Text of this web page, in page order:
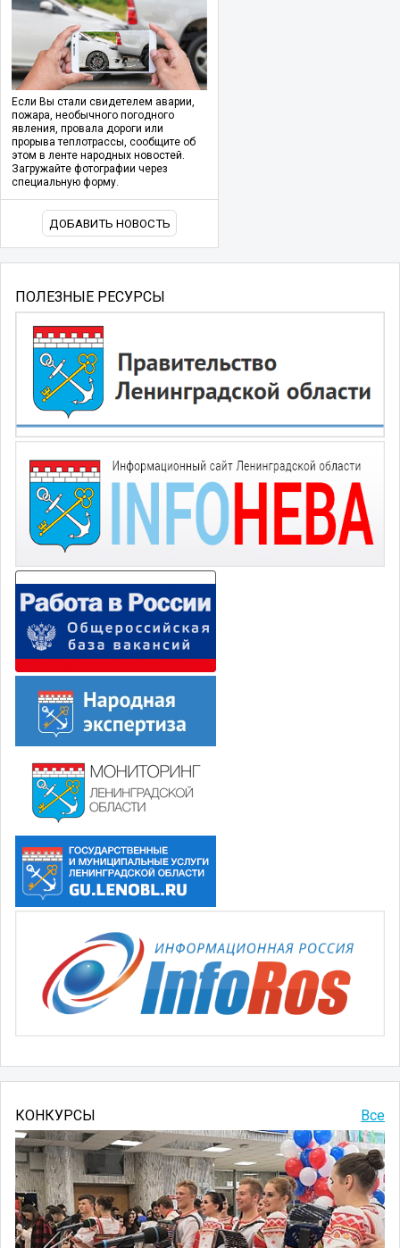
Если Вы стали свидетелем аварии,
пожара, необычного погодного
явления, провала дороги или
прорыва теплотрассы, сообщите об
этом в ленте народных новостей.
Загружайте фотографии через
специальную форму.
ДОБАВИТЬ НОВОСТЬ
ПОЛЕЗНЫЕ РЕСУРСЫ
Все
КОНКУРСЫ